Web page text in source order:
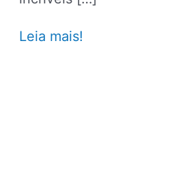
8
Leia mais!